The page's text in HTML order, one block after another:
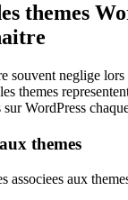
themes
souvent neglige
themes
WordPress
themes
associees aux